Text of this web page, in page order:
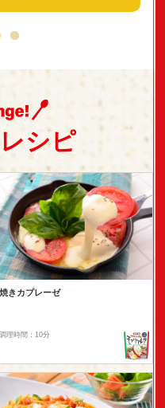
シピ
焼きカプレーゼ
調理時間：10分